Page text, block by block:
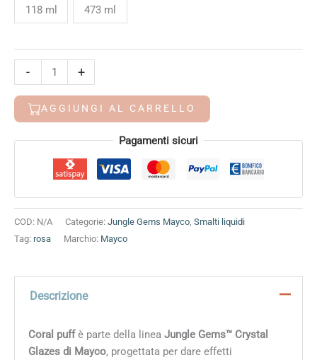
118 ml 473 ml
-
puff
quantità
+
AGGIUNGI AL CARRELLO
Alternative: Pagamenti sicuri
COD: N/A Categorie: Jungle Gems Mayco, Smalti liquidi
Tag: rosa Marchio: Mayco
Descrizione
Coral puffè parte della linea Jungle Gems™ Crystal
Glazes di Mayco, progettata per dare effetti